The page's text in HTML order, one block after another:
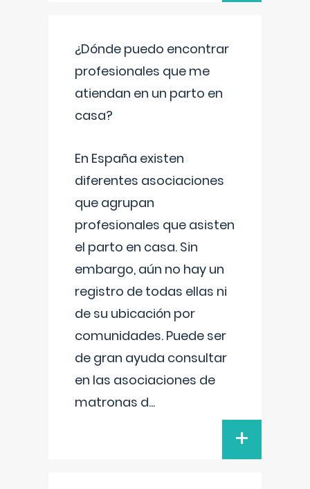
¿Dónde puedo encontrar
profesionales que me
atiendan en un parto en
casa?
En España existen
diferentes asociaciones
que agrupan
profesionales que asisten
el parto en casa. Sin
embargo, aún no hay un
registro de todas ellas ni
de su ubicación por
comunidades. Puede ser
de gran ayuda consultar
en las asociaciones de
matronas d...
+